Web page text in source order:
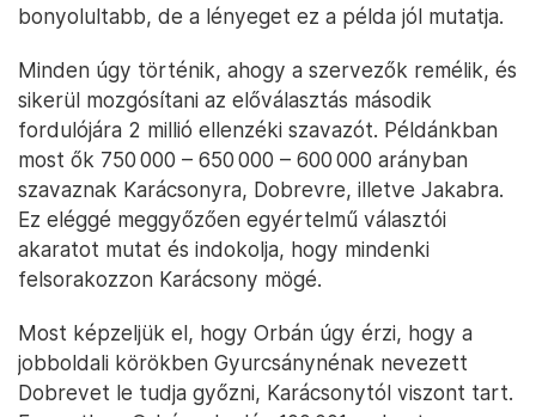
bonyolultabb, de a lényeget ez a példa jól mutatja.
Minden úgy történik, ahogy a szervezők remélik, és
sikerül mozgósítani az előválasztás második
fordulójára 2 millió ellenzéki szavazót. Példánkban
most ők 750 000 – 650 000 – 600 000 arányban
szavaznak Karácsonyra, Dobrevre, illetve Jakabra.
Ez eléggé meggyőzően egyértelmű választói
akaratot mutat és indokolja, hogy mindenki
felsorakozzon Karácsony mögé.
Most képzeljük el, hogy Orbán úgy érzi, hogy a
jobboldali körökben Gyurcsánynénak nevezett
Dobrevet le tudja győzni, Karácsonytól viszont tart.